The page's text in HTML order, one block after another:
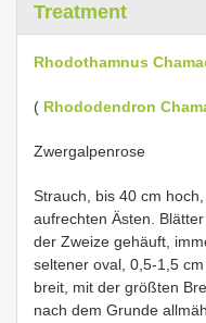
Treatment
Rhodothamnus
( Rhododendron
Zwergalpenrose
Strauch, bis 40 cm
aufrechten Ästen.
der Zweize gehäuft,
seltener oval, 0,5-1,5
breit, mit der größten
nach dem Grunde